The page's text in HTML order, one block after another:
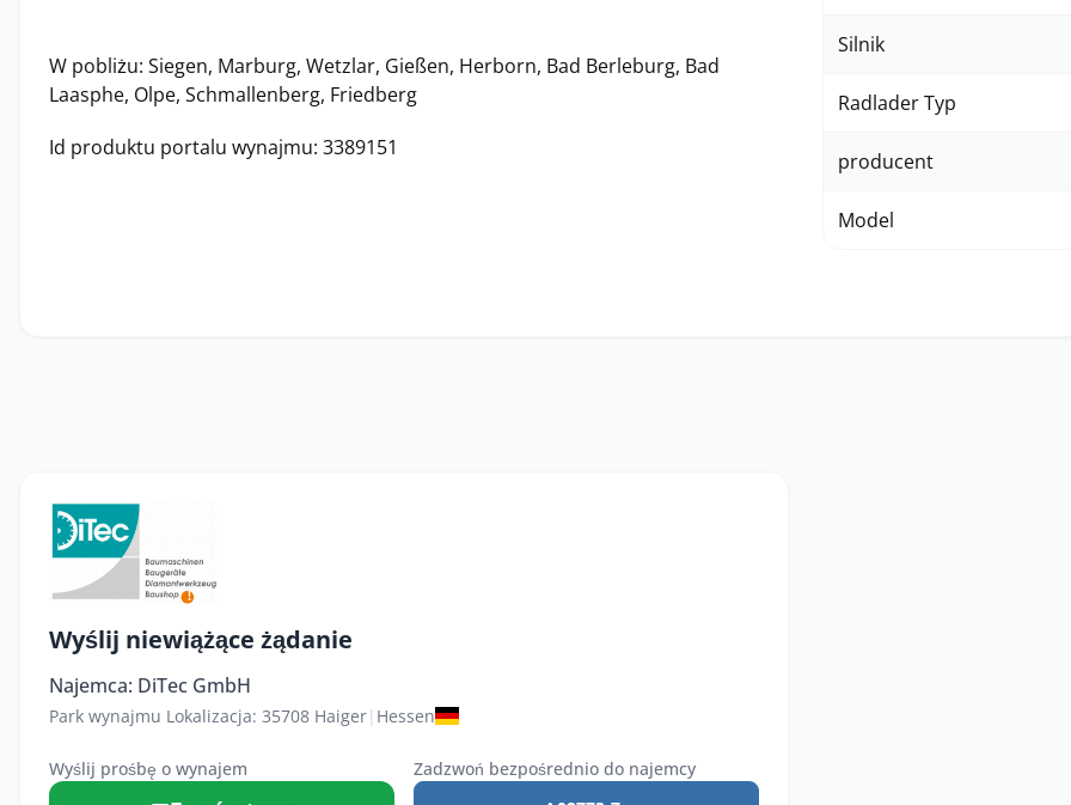
W pobliżu: Siegen, Marburg, Wetzlar, Gießen, Herborn, Bad Berleburg, Bad
Laasphe, Olpe, Schmallenberg, Friedberg
Id produktu portalu wynajmu: 3389151
Silnik
Radlader Typ
producent
Model
Wyślij niewiążące żądanie
Najemca: DiTec GmbH
Park wynajmu Lokalizacja: 35708 Haiger| Hessen
Wyślij prośbę o wynajem
Zadzwoń bezpośrednio do najemcy